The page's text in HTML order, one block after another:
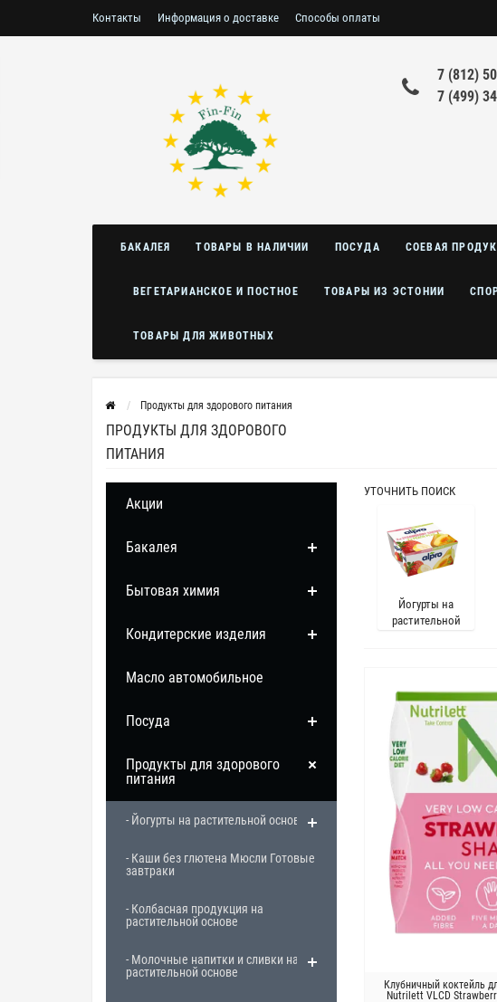
Контакты Информация о доставке Способы оплаты
7 (812)
7 (499)
БАКАЛЕЯ ТОВАРЫ В НАЛИЧИИ ПОСУДА СОЕВАЯ
ВЕГЕТАРИАНСКОЕ И ПОСТНОЕ ТОВАРЫ ИЗ ЭСТОНИИ
ТОВАРЫ ДЛЯ ЖИВОТНЫХ
Продукты для здорового питания
ПРОДУКТЫ ДЛЯ ЗДОРОВОГО
ПИТАНИЯ
Акции
Бакалея
Бытовая химия
Кондитерские изделия
Масло автомобильное
Посуда
Продукты для здорового
питания
- Йогурты на растительной основе
- Каши без глютена Мюсли Готовые
завтраки
- Колбасная продукция на
растительной основе
- Молочные напитки и сливки на
растительной основе
УТОЧНИТЬ ПОИСК
Йогурты на
растительной
Клубничный коктейль
Nutrilett VLCD